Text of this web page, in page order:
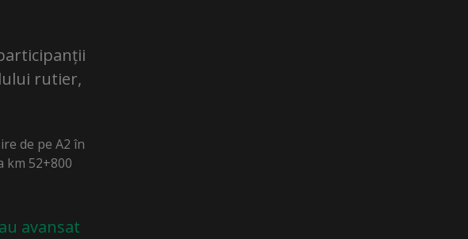
rutier,
de pe A2 în
km 52+800
avansat